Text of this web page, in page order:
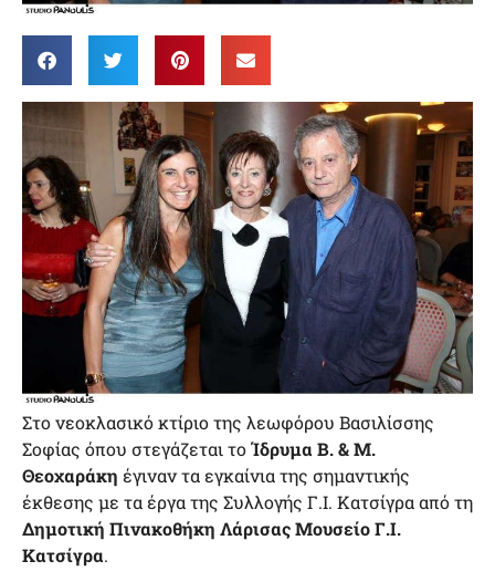
Στο νεοκλασικό κτίριο της λεωφόρου Βασιλίσσης
Σοφίας όπου στεγάζεται τοΊδρυμα Β. & Μ.
Θεοχαράκη έγιναν τα εγκαίνια της σημαντικής
έκθεσης με τα έργα της Συλλογής Γ.Ι. Κατσίγρα από τη
Δημοτική Πινακοθήκη Λάρισας Μουσείο Γ.Ι.
Κατσίγρα.